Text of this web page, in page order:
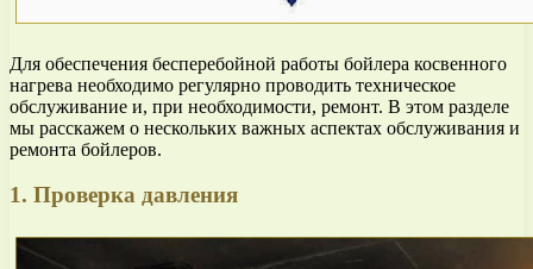
Для обеспечения бесперебойной работы бойлера косвенного
нагрева необходимо регулярно проводить техническое
обслуживание и, при необходимости, ремонт. В этом разделе
мы расскажем о нескольких важных аспектах обслуживания и
ремонта бойлеров.
1. Проверка давления